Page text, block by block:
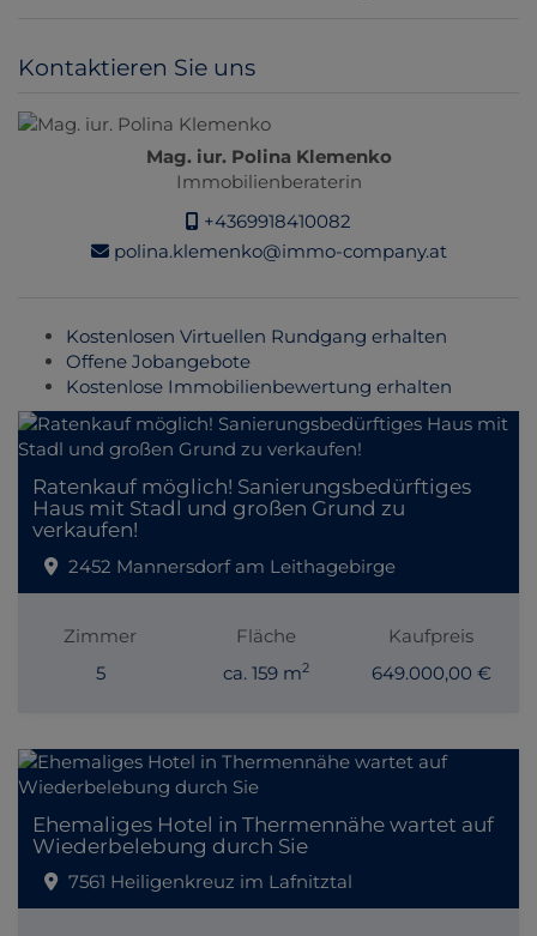
Kontaktieren Sie uns
Mag. iur. Polina Klemenko
Immobilienberaterin
+4369918410082
polina.klemenko@immo-company.at
Kostenlosen Virtuellen Rundgang erhalten
Offene Jobangebote
Kostenlose Immobilienbewertung erhalten
Ratenkauf möglich! Sanierungsbedürftiges
Haus mit Stadl und großen Grund zu
verkaufen!
2452 Mannersdorf am Leithagebirge
Zimmer
5
Fläche
ca. 159 m2
Kaufpreis
649.000,00 €
Ehemaliges Hotel in Thermennähe wartet auf
Wiederbelebung durch Sie
7561 Heiligenkreuz im Lafnitztal